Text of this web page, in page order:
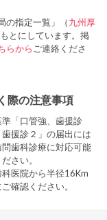
の指定一覧」（九州厚
とにしています。掲
らから ご連絡くださ
際の注意事項
準「口管強、歯援診
援診２」の届出には
歯科診療に対応可能
さい。
医院から半径16Km
確認ください。